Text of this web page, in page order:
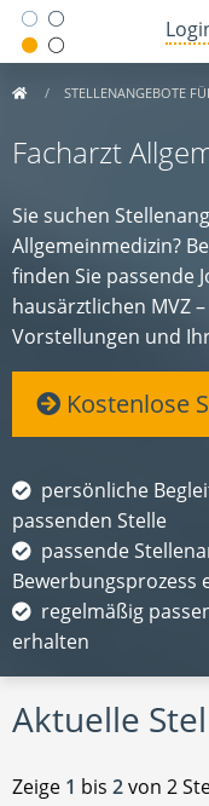
STELLENANGEBOTE
Facharzt
Sie suchen
Allgemeinmedizin?
finden Sie passende
hausärztlichen MVZ
Vorstellungen und
Kostenlose
persönliche
passenden Stelle
passende
Bewerbungsprozess
regelmäßig
erhalten
Aktuelle
Zeige 1 bis 2von 2